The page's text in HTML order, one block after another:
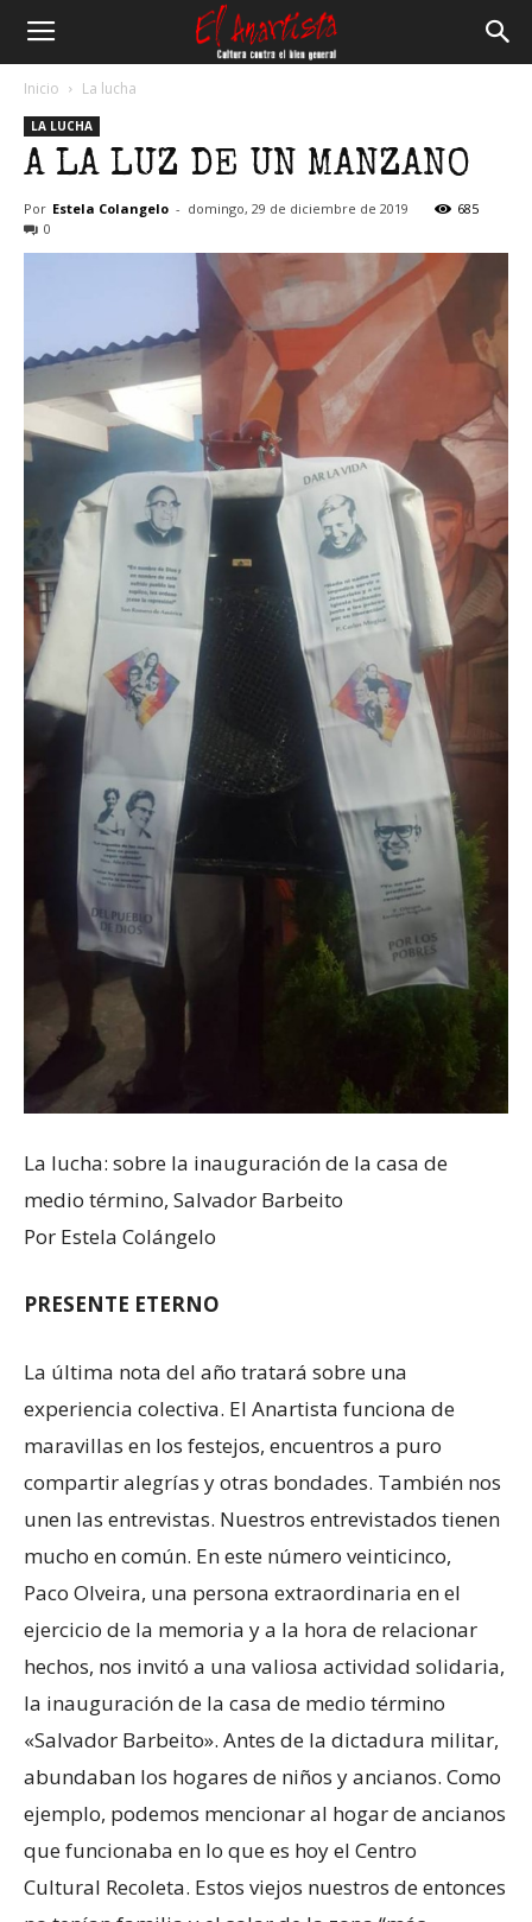
Anartista
Inicio La lucha
LA LUCHA
A LA LUZ DE UN MANZANO
Por Estela Colangelo - domingo, 29 de diciembre de 2019
685
0
La lucha: sobre la inauguración de la casa de
medio término, Salvador Barbeito
Por Estela Colángelo
PRESENTE ETERNO
La última nota del año tratará sobre una
experiencia colectiva. El Anartista funciona de
maravillas en los festejos, encuentros a puro
compartir alegrías y otras bondades. También nos
unen las entrevistas. Nuestros entrevistados tienen
mucho en común. En este número veinticinco,
Paco Olveira, una persona extraordinaria en el
ejercicio de la memoria y a la hora de relacionar
hechos, nos invitó a una valiosa actividad solidaria,
la inauguración de la casa de medio término
«Salvador Barbeito». Antes de la dictadura militar,
abundaban los hogares de niños y ancianos. Como
ejemplo, podemos mencionar al hogar de ancianos
que funcionaba en lo que es hoy el Centro
Cultural Recoleta. Estos viejos nuestros de entonces